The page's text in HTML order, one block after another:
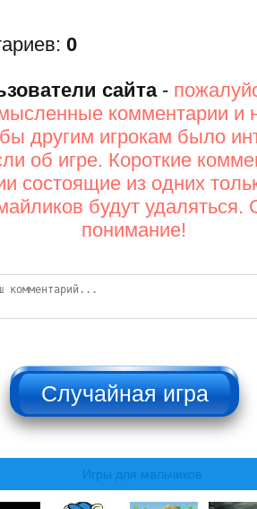
: 0
сайта-
комментарии и
другим игрокам было
об игре. Короткие
состоящие из одних
будут удаляться.
понимание!
НЕ НАЖИМАТЬ!!!
Игры для мальчиков